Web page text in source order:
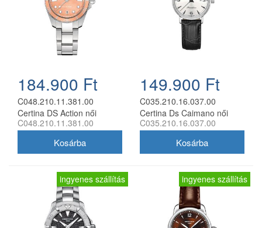
184.900 Ft
C048.210.11.381.00
Certina DS Action női
analóg karóra
C048.210.11.381.00
149.900 Ft
C035.210.16.037.00
Certina Ds Caimano női
analóg karóra
C035.210.16.037.00
ingyenes szállítás ingyenes szállítás